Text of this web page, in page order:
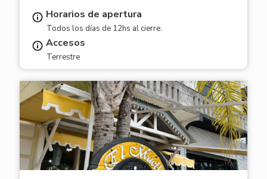
Horarios de apertura
Todos los días de 12hs al cierre.
Accesos
Terrestre